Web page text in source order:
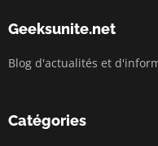
Geeksunite.net
Blog d'actualités et
Catégories